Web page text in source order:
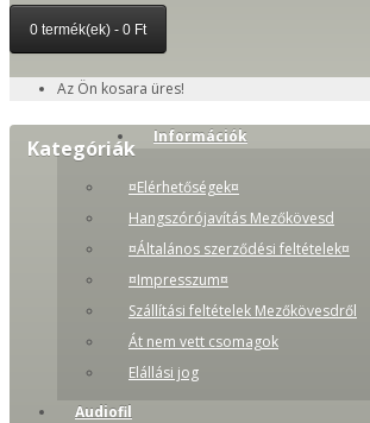
0 termék(ek) - 0 Ft
Az Ön kosara üres!
Kategóriák Információk
¤Elérhetőségek¤
Hangszórójavítás Mezőkövesd
¤Általános szerződési feltételek¤
¤Impresszum¤
Szállítási feltételek Mezőkövesdről
Át nem vett csomagok
Elállási jog
Audiofil